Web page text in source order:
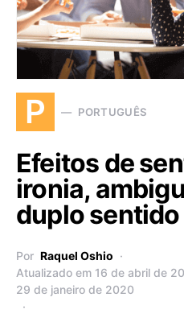
P PORTUGUÊS
Efeitos de
ironia,
duplo sentido
Por Raquel Oshio
Atualizado em 16 de abril de
29 de janeiro de 2020